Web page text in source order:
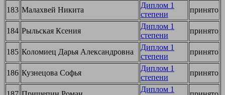
183 Малахвей Никита
Диплом 1
степени
принято
184 Рыльская Ксения
Диплом 1
степени
принято
185 Коломиец Дарья Александровна
Диплом 1
степени
принято
186 Кузнецова Софья
Диплом 1
степени
принято
Диплом 1